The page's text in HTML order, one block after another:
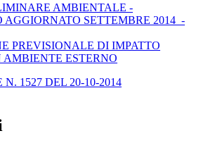
AMBIENTALE -
AGGIORNATO SETTEMBRE 2014 -
PREVISIONALE DI IMPATTO
AMBIENTE ESTERNO
1527 DEL 20-10-2014